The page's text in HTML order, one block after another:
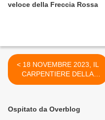
veloce della Freccia Rossa
< 18 NOVEMBRE 2023, IL
CARPENTIERE DELLA
NATURA: SULLE TRACCE
PADERNELLO
Ospitato da Overblog